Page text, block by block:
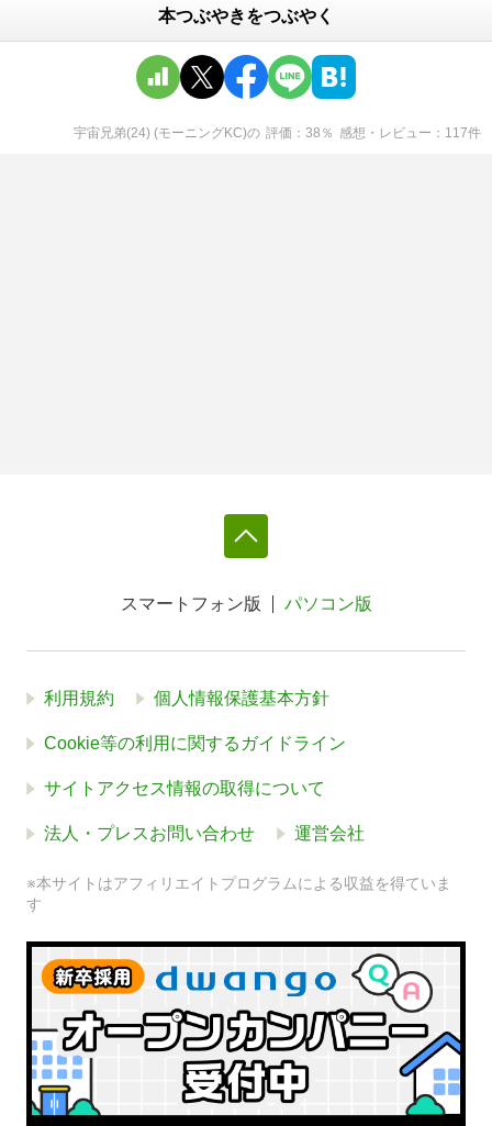
本つぶやきをつぶやく
宇宙兄弟(24) (モーニングKC)の 評価 38 ％ 感想・レビュー 117件
スマートフォン版 パソコン版
利用規約 個人情報保護基本方針
Cookie等の利用に関するガイドライン
サイトアクセス情報の取得について
法人・プレスお問い合わせ 運営会社
※本サイトはアフィリエイトプログラムによる収益を得ていま
す